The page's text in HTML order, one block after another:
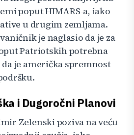
poput HIMARS-a, iako
u drugim zemljama.
je naglasio da je za
Patriotskih potrebna
je američka spremnost
i Dugoročni Planovi
Zelenski poziva na veću